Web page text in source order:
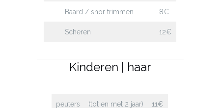
Baard / snor trimmen 8€
Scheren 12€
Kinderen | haar
peuters (tot en met 2 jaar) 11€